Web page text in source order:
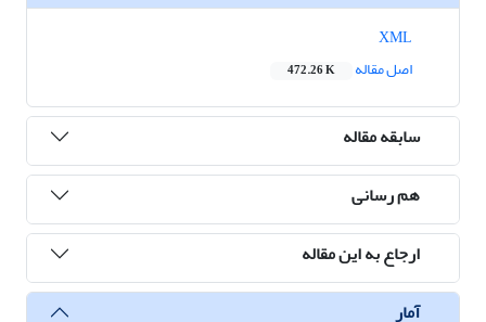
اصل مقاله
472.26 K
سابقه مقاله
هم رسانی
ارجاع به این مقاله
آمار